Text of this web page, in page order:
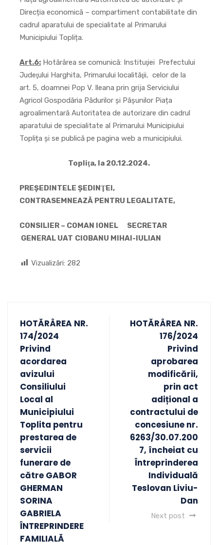
Direcția economică – compartiment contabilitate din
cadrul aparatului de specialitate al Primarului
Municipiului Toplița.
Art.6: Hotărârea se comunică: Instituţiei Prefectului
Judeţului Harghita, Primarului localităţii, celor de la
art. 5, doamnei Pop V. Ileana prin grija Serviciului
Agricol Gospodăria Pădurilor și Pășunilor Piața
agroalimentară Autoritatea de autorizare din cadrul
aparatului de specialitate al Primarului Municipiului
Toplița şi se publică pe pagina web a municipiului.
Topliţa, la 20.12.2024.
PREŞEDINTELE ŞEDINŢEI,
CONTRASEMNEAZĂ PENTRU LEGALITATE,
CONSILIER – COMAN IONEL SECRETAR
GENERAL UAT CIOBANU MIHAI-IULIAN
Vizualizări: 282
HOTĂRÂREA NR.
174/2024
Privind
acordarea
avizului
Consiliului
Local al
Municipiului
Toplita pentru
prestarea de
servicii
funerare de
către GABOR
GHERMAN
SORINA
GABRIELA
ÎNTREPRINDERE
FAMILIALĂ
HOTĂRÂREA NR.
176/2024
Privind
aprobarea
modificării,
prin act
adițional a
contractului de
concesiune nr.
6263/30.07.200
7, încheiat cu
Întreprinderea
Individuală
Teslovan Liviu-
Dan
Next post